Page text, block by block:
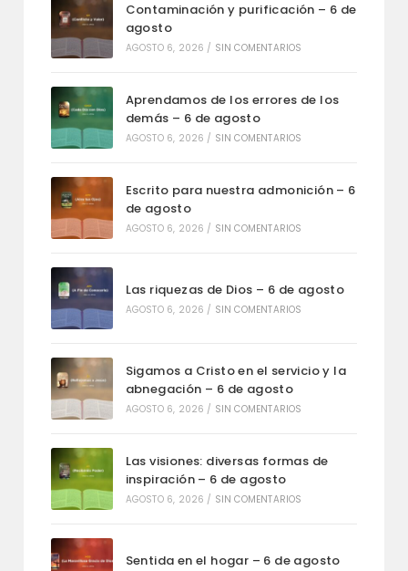
Contaminación y purificación – 6 de
agosto
AGOSTO 6, 2026 / SIN COMENTARIOS
Aprendamos de los errores de los
demás – 6 de agosto
AGOSTO 6, 2026 / SIN COMENTARIOS
Escrito para nuestra admonición – 6
de agosto
AGOSTO 6, 2026 / SIN COMENTARIOS
Las riquezas de Dios – 6 de agosto
AGOSTO 6, 2026 / SIN COMENTARIOS
Sigamos a Cristo en el servicio y la
abnegación – 6 de agosto
AGOSTO 6, 2026 / SIN COMENTARIOS
Las visiones: diversas formas de
inspiración – 6 de agosto
AGOSTO 6, 2026 / SIN COMENTARIOS
Sentida en el hogar – 6 de agosto